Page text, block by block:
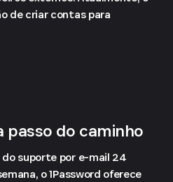
de criar contas para
passo do caminho
suporte por e-mail 24
o 1Password oferece